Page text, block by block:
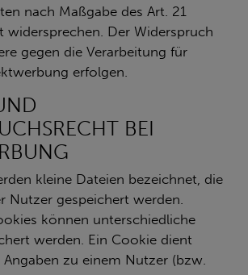
nach Maßgabe des Art. 21
widersprechen. Der Widerspruch
gegen die Verarbeitung für
erfolgen.
BEI
kleine Dateien bezeichnet, die
Nutzer gespeichert werden.
können unterschiedliche
werden. Ein Cookie dient
zu einem Nutzer (bzw.